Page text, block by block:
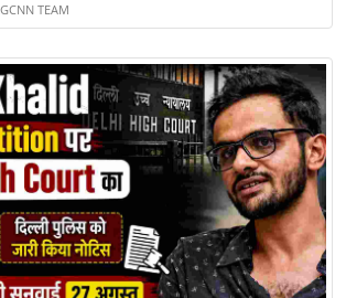
TEAM